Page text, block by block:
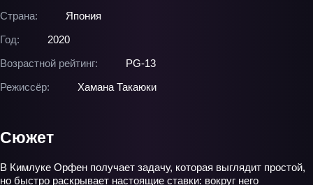
Страна:
Япония
Год:
2020
Возрастной рейтинг:
PG-13
Режиссёр:
Хамана Такаюки
Сюжет
В Кимлуке Орфен получает задачу, которая выглядит простой,
но быстро раскрывает настоящие ставки: вокруг него